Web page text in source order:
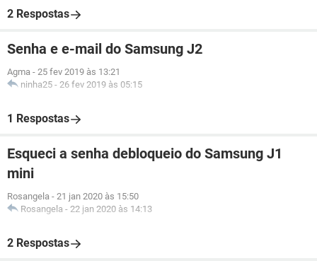
2 Respostas
Senha e e-mail do Samsung J2
Agma - 25 fev 2019 às 13:21
ninha25 - 26 fev 2019 às 05:15
1 Respostas
Esqueci a senha debloqueio do Samsung J1
mini
Rosangela - 21 jan 2020 às 15:50
Rosangela - 22 jan 2020 às 14:13
2 Respostas